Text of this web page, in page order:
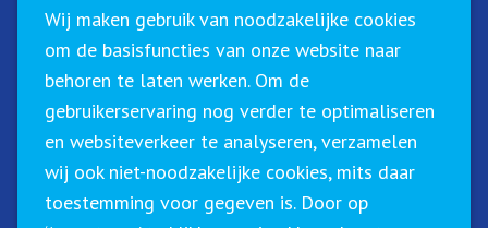
Wij maken gebruik van noodzakelijke cookies
om de basisfuncties van onze website naar
behoren te laten werken. Om de
gebruikerservaring nog verder te optimaliseren
en websiteverkeer te analyseren, verzamelen
wij ook niet-noodzakelijke cookies, mits daar
toestemming voor gegeven is. Door op